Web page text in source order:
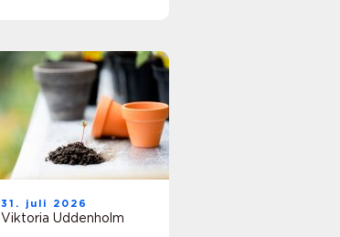
31. juli 2026
Viktoria Uddenholm